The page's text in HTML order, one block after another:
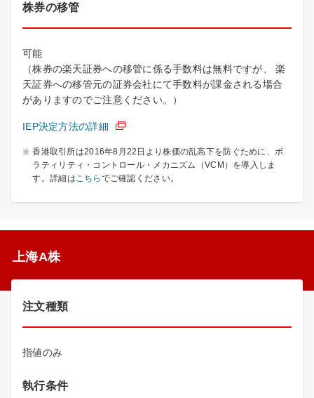
株券の移管
可能
（株券の楽天証券への移管に係る手数料は無料ですが、 楽
天証券への移管元の証券会社にて手数料が課金される場合
がありますのでご注意ください。）
IEP決定方法の詳細
香港取引所は2016年8月22日より株価の乱高下を防ぐために、ボ
ラティリティ・コントロール・メカニズム（VCM）を導入しま
す。詳細は こちら でご確認ください。
上海A株
注文種類
指値のみ
執行条件